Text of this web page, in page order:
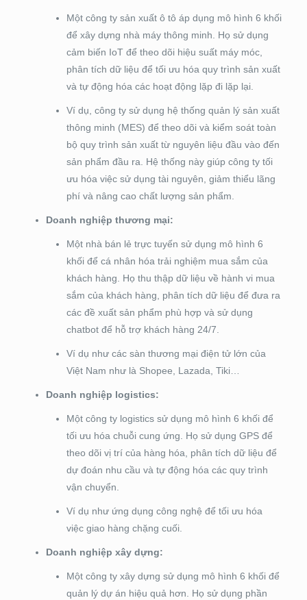
Một công ty sản xuất ô tô áp dụng mô hình 6 khối
để xây dựng nhà máy thông minh. Họ sử dụng
cảm biến IoT để theo dõi hiệu suất máy móc,
phân tích dữ liệu để tối ưu hóa quy trình sản xuất
và tự động hóa các hoạt động lặp đi lặp lại.
Ví dụ, công ty sử dụng hệ thống quản lý sản xuất
thông minh (MES) để theo dõi và kiểm soát toàn
bộ quy trình sản xuất từ nguyên liệu đầu vào đến
sản phẩm đầu ra. Hệ thống này giúp công ty tối
ưu hóa việc sử dụng tài nguyên, giảm thiểu lãng
phí và nâng cao chất lượng sản phẩm.
Doanh nghiệp thương mại:
Một nhà bán lẻ trực tuyến sử dụng mô hình 6
khối để cá nhân hóa trải nghiệm mua sắm của
khách hàng. Họ thu thập dữ liệu về hành vi mua
sắm của khách hàng, phân tích dữ liệu để đưa ra
các đề xuất sản phẩm phù hợp và sử dụng
chatbot để hỗ trợ khách hàng 24/7.
Ví dụ như các sàn thương mại điện tử lớn của
Việt Nam như là Shopee, Lazada, Tiki…
Doanh nghiệp logistics:
Một công ty logistics sử dụng mô hình 6 khối để
tối ưu hóa chuỗi cung ứng. Họ sử dụng GPS để
theo dõi vị trí của hàng hóa, phân tích dữ liệu để
dự đoán nhu cầu và tự động hóa các quy trình
vận chuyển.
Ví dụ như ứng dụng công nghệ để tối ưu hóa
việc giao hàng chặng cuối.
Doanh nghiệp xây dựng:
Một công ty xây dựng sử dụng mô hình 6 khối để
quản lý dự án hiệu quả hơn. Họ sử dụng phần